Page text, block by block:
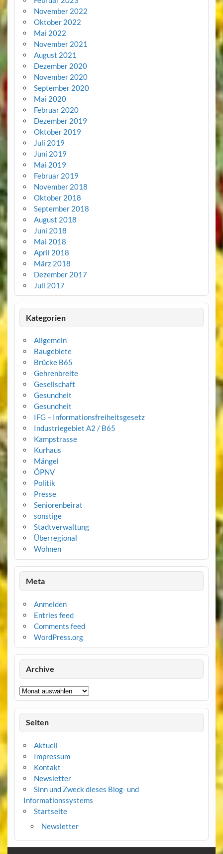
November 2022
Oktober 2022
Mai 2022
November 2021
August 2021
Dezember 2020
November 2020
September 2020
Mai 2020
Februar 2020
Dezember 2019
Oktober 2019
Juli 2019
Juni 2019
Mai 2019
Februar 2019
November 2018
Oktober 2018
September 2018
August 2018
Juni 2018
Mai 2018
April 2018
März 2018
Dezember 2017
Juli 2017
Kategorien
Allgemein
Baugebiete
Brücke B65
Gehrenbreite
Gesellschaft
Gesundheit
Gesundheit
IFG – Informationsfreiheitsgesetz
Industriegebiet A2 / B65
Kampstrasse
Kurhaus
Mängel
ÖPNV
Politik
Presse
Seniorenbeirat
sonstige
Stadtverwaltung
Überregional
Wohnen
Meta
Anmelden
Entries feed
Comments feed
WordPress.org
Archive
Archive
Seiten
Aktuell
Impressum
Kontakt
Newsletter
Sinn und Zweck dieses Blog- und
Informationssystems
Startseite
Newsletter